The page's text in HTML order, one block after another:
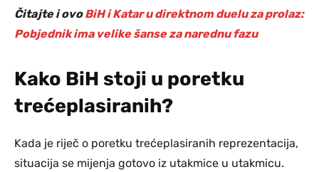
Čitajte i ovoBiH i Katar u direktnom duelu za prolaz:
Pobjednik ima velike šanse za narednu fazu
Kako BiH stoji u poretku
trećeplasiranih?
Kada je riječ o poretku trećeplasiranih reprezentacija,
situacija se mijenja gotovo iz utakmice u utakmicu.